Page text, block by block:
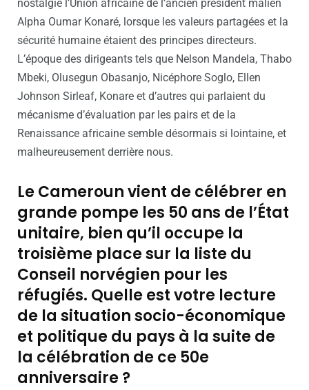
nostalgie l’Union africaine de l’ancien président malien
Alpha Oumar Konaré, lorsque les valeurs partagées et la
sécurité humaine étaient des principes directeurs.
L’époque des dirigeants tels que Nelson Mandela, Thabo
Mbeki, Olusegun Obasanjo, Nicéphore Soglo, Ellen
Johnson Sirleaf, Konare et d’autres qui parlaient du
mécanisme d’évaluation par les pairs et de la
Renaissance africaine semble désormais si lointaine, et
malheureusement derrière nous.
Le Cameroun vient de célébrer en
grande pompe les 50 ans de l’État
unitaire, bien qu’il occupe la
troisième place sur la liste du
Conseil norvégien pour les
réfugiés. Quelle est votre lecture
de la situation socio-économique
et politique du pays à la suite de
la célébration de ce 50e
anniversaire ?